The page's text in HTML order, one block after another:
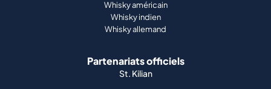
Whisky américain
Whisky indien
Whisky allemand
Partenariats officiels
St. Kilian